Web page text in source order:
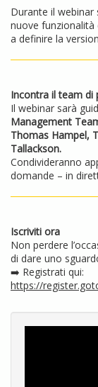
Durante il webinar
nuove
a definire la
Incontra il team di
Il webinar sarà
Management
Thomas Hampel,
Tallackson.
Condivideranno
domande – in
Iscriviti ora
Non perdere
di dare uno
➡️ Registrati qui:
https://